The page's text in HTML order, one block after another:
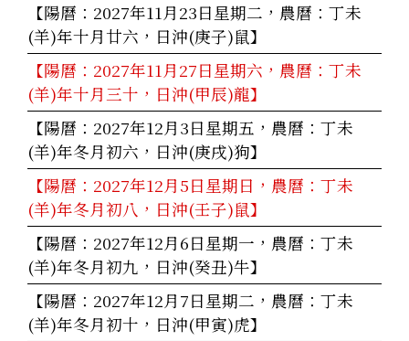
【陽曆：2027年11月23日星期二，農曆：丁未
(羊)年十月廿六，日沖(庚子)鼠】
【陽曆：2027年11月27日星期六，農曆：丁未
(羊)年十月三十，日沖(甲辰)龍】
【陽曆：2027年12月3日星期五，農曆：丁未
(羊)年冬月初六，日沖(庚戌)狗】
【陽曆：2027年12月5日星期日，農曆：丁未
(羊)年冬月初八，日沖(壬子)鼠】
【陽曆：2027年12月6日星期一，農曆：丁未
(羊)年冬月初九，日沖(癸丑)牛】
【陽曆：2027年12月7日星期二，農曆：丁未
(羊)年冬月初十，日沖(甲寅)虎】